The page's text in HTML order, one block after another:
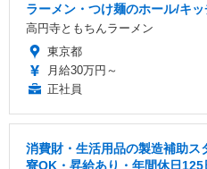
ラーメン・つけ麺のホール/キ
高円寺ともちんラーメン
東京都
月給30万円～
正社員
消費財・生活用品の製造補助ス
寮OK・昇給あり・年間休日125